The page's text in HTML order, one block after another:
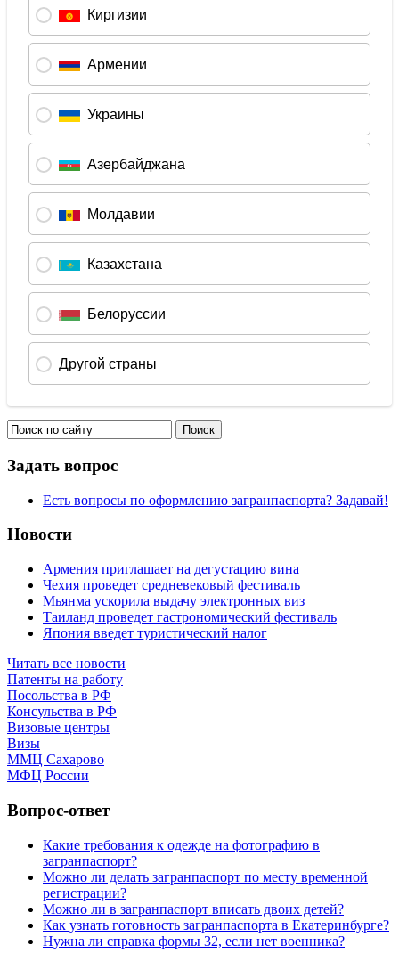
Задать вопрос
Есть вопросы по оформлению загранпаспорта? Задавай!
Новости
Армения приглашает на дегустацию вина
Чехия проведет средневековый фестиваль
Мьянма ускорила выдачу электронных виз
Таиланд проведет гастрономический фестиваль
Япония введет туристический налог
Читать все новости
Патенты на работу
Посольства в РФ
Консульства в РФ
Визовые центры
Визы
ММЦ Сахарово
МФЦ России
Вопрос-ответ
Какие требования к одежде на фотографию в
загранпаспорт?
Можно ли делать загранпаспорт по месту временной
регистрации?
Можно ли в загранпаспорт вписать двоих детей?
Как узнать готовность загранпаспорта в Екатеринбурге?
Нужна ли справка формы 32, если нет военника?